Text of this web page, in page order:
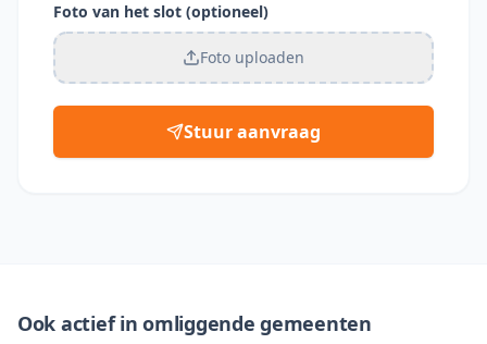
Foto van het slot (optioneel)
Foto uploaden
Stuur aanvraag
Ook actief in omliggende gemeenten